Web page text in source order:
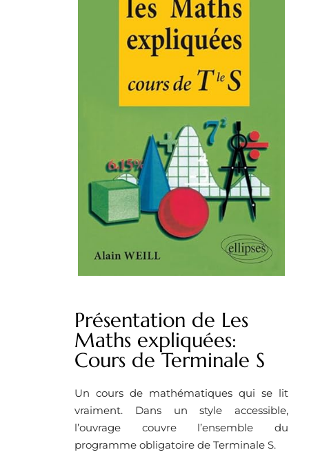
Présentation de Les
Maths expliquées:
Cours de Terminale S
Un cours de mathématiques qui se lit
vraiment. Dans un style accessible,
l’ouvrage couvre l’ensemble du
programme obligatoire de Terminale S.